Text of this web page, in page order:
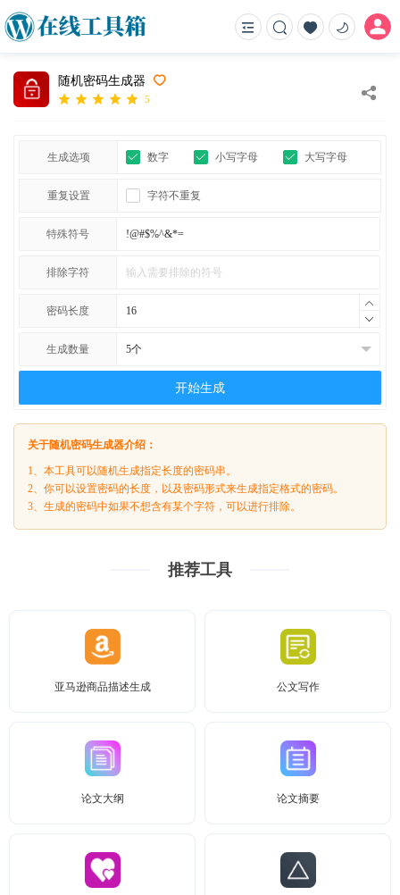
随机密码生成器
5
生成选项 数字 小写字母 大写字母
重复设置 字符不重复
特殊符号
排除字符
密码长度
生成数量
开始生成
关于随机密码生成器介绍：
1、本工具可以随机生成指定长度的密码串。
2、你可以设置密码的长度，以及密码形式来生成指定格式的密码。
3、生成的密码中如果不想含有某个字符，可以进行排除。
推荐工具
亚马逊商品描述生成 公文写作
论文大纲 论文摘要